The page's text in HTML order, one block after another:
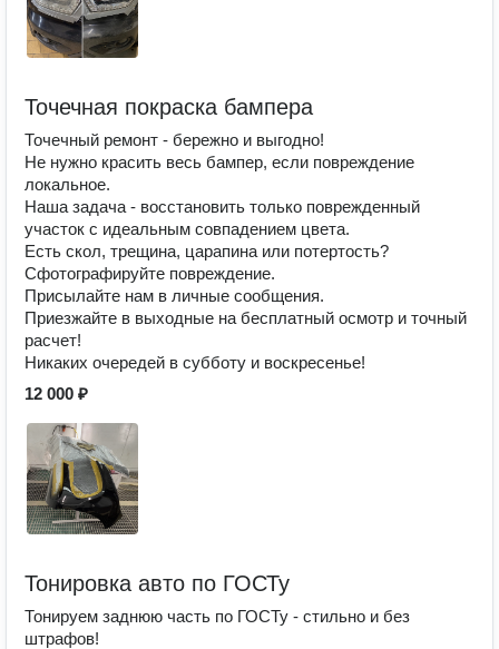
Точечная покраска бампера
Точечный ремонт - бережно и выгодно!
Не нужно красить весь бампер, если повреждение
локальное.
Наша задача - восстановить только поврежденный
участок с идеальным совпадением цвета.
Есть скол, трещина, царапина или потертость?
Сфотографируйте повреждение.
Присылайте нам в личные сообщения.
Приезжайте в выходные на бесплатный осмотр и точный
расчет!
Никаких очередей в субботу и воскресенье!
12 000 ₽
Тонировка авто по ГОСТу
Тонируем заднюю часть по ГОСТу - стильно и без
штрафов!